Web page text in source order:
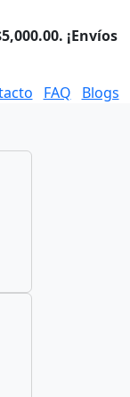
Viernes, 07 de
¡Envíos
FAQ Blogs